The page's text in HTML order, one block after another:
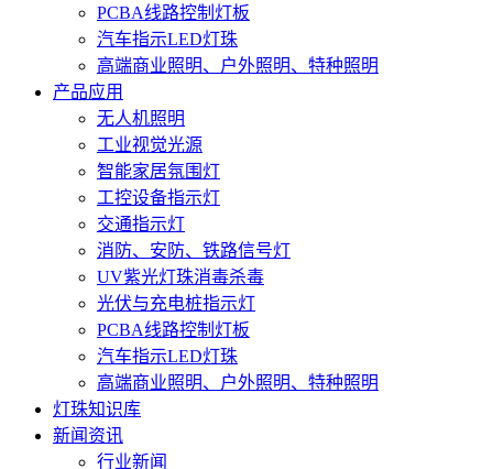
PCBA线路控制灯板
汽车指示LED灯珠
高端商业照明、户外照明、特种照明
产品应用
无人机照明
工业视觉光源
智能家居氛围灯
工控设备指示灯
交通指示灯
消防、安防、铁路信号灯
UV紫光灯珠消毒杀毒
光伏与充电桩指示灯
PCBA线路控制灯板
汽车指示LED灯珠
高端商业照明、户外照明、特种照明
灯珠知识库
新闻资讯
行业新闻